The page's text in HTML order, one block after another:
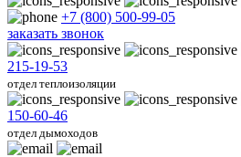
+7 (800) 500-99-05
заказать звонок
215-19-53
отдел теплоизоляции
150-60-46
отдел дымоходов